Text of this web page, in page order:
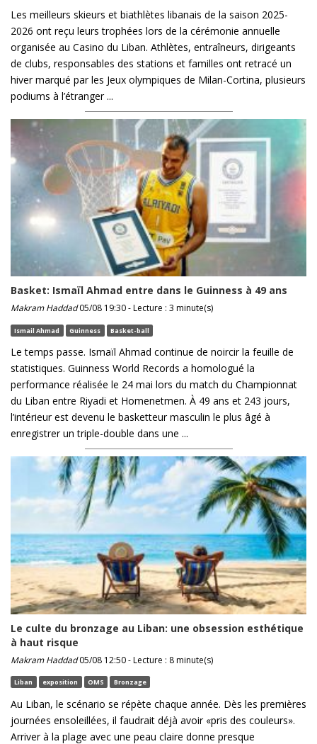
Les meilleurs skieurs et biathlètes libanais de la saison 2025-
2026 ont reçu leurs trophées lors de la cérémonie annuelle
organisée au Casino du Liban. Athlètes, entraîneurs, dirigeants
de clubs, responsables des stations et familles ont retracé un
hiver marqué par les Jeux olympiques de Milan-Cortina, plusieurs
podiums à l’étranger ...
Basket: Ismaïl Ahmad entre dans le Guinness à 49 ans
Makram Haddad05/08 19:30 - Lecture : 3 minute(s)
Ismail Ahmad Guinness Basket-ball
Le temps passe. Ismaïl Ahmad continue de noircir la feuille de
statistiques. Guinness World Records a homologué la
performance réalisée le 24 mai lors du match du Championnat
du Liban entre Riyadi et Homenetmen. À 49 ans et 243 jours,
l’intérieur est devenu le basketteur masculin le plus âgé à
enregistrer un triple-double dans une ...
Le culte du bronzage au Liban: une obsession esthétique
à haut risque
Makram Haddad05/08 12:50 - Lecture : 8 minute(s)
Liban exposition OMS Bronzage
Au Liban, le scénario se répète chaque année. Dès les premières
journées ensoleillées, il faudrait déjà avoir «pris des couleurs».
Arriver à la plage avec une peau claire donne presque